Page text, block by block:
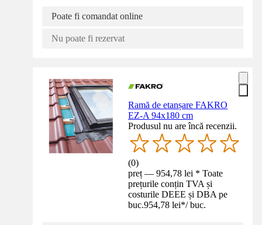
Poate fi comandat online
Nu poate fi rezervat
Ramă de etanșare FAKRO
EZ-A 94x180 cm
Produsul nu are încă recenzii.
(0)
preț — 954,78 lei * Toate
prețurile conțin TVA și
costurile DEEE și DBA pe
buc.954,78 lei*/ buc.